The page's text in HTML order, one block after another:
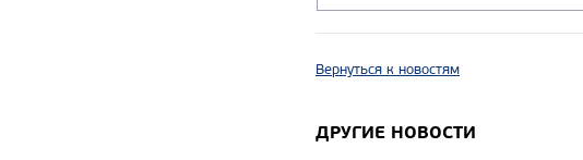
Вернуться к новостям
ДРУГИЕ НОВОСТИ